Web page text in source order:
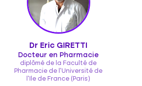
Dr Eric GIRETTI
Docteur en Pharmacie
diplômé de la Faculté de
Pharmacie de l'Université de
l'Ile de France (Paris)